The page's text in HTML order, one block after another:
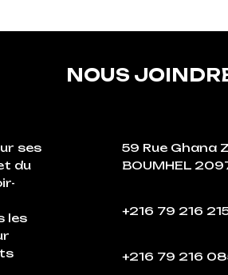
ses
du
les
NOUS
59 Rue Ghana
BOUMHEL
+216 79 216
+216 79 216